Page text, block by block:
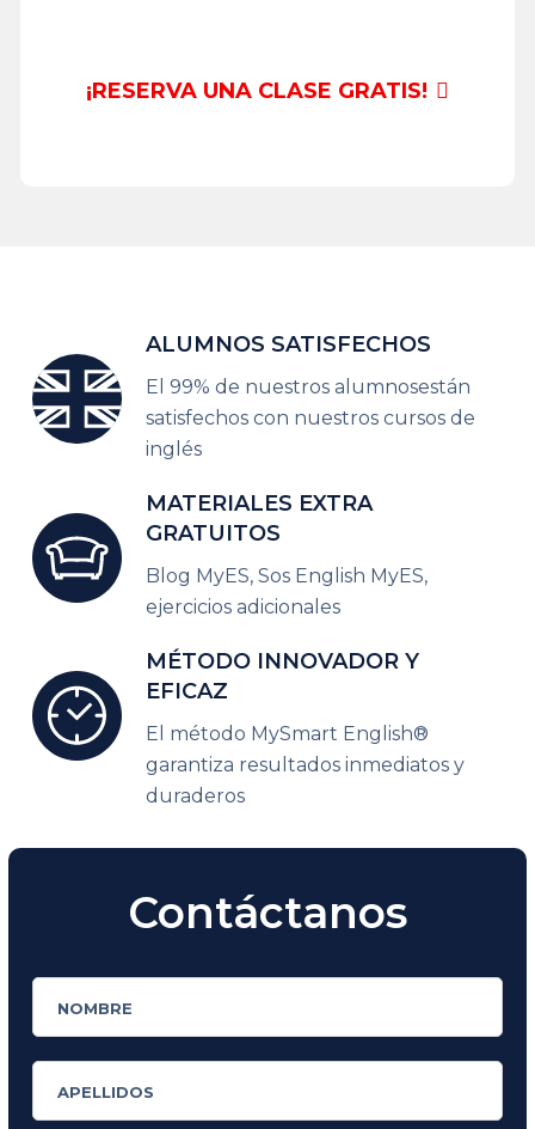
¡RESERVA UNA CLASE GRATIS!
ALUMNOSSATISFECHOS
El 99% de nuestros alumnosestán
satisfechos con nuestros cursos de
inglés
MATERIALES EXTRA
GRATUITOS
Blog MyES, Sos English MyES,
ejercicios adicionales
MÉTODO INNOVADOR Y
EFICAZ
El método MySmart English®
garantiza resultados inmediatos y
duraderos
Contáctanos